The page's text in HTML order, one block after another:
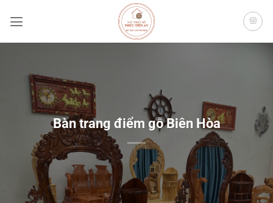
qua
Bàn trang điểm gỗ Biên Hòa